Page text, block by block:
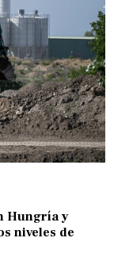
Hungría y
niveles de